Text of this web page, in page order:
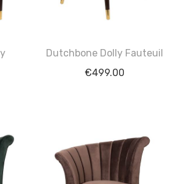
Dutchbone Dolly Fauteuil
€499.00